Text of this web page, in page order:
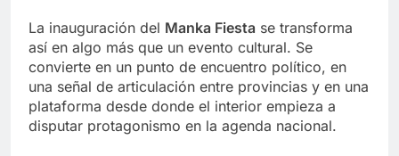
La inauguración del Manka Fiesta se transforma
así en algo más que un evento cultural. Se
convierte en un punto de encuentro político, en
una señal de articulación entre provincias y en una
plataforma desde donde el interior empieza a
disputar protagonismo en la agenda nacional.